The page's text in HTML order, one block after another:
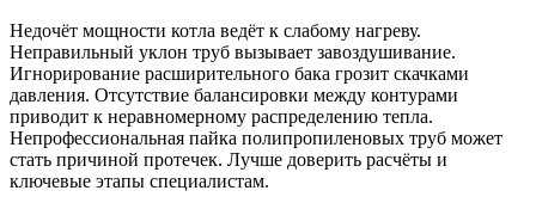
Недочёт мощности котла ведёт к слабому нагреву.
Неправильный уклон труб вызывает завоздушивание.
Игнорирование расширительного бака грозит скачками
давления. Отсутствие балансировки между контурами
приводит к неравномерному распределению тепла.
Непрофессиональная пайка полипропиленовых труб может
стать причиной протечек. Лучше доверить расчёты и
ключевые этапы специалистам.